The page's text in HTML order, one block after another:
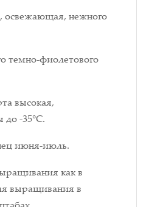
освежающая, нежного
темно-фиолетового
высокая,
-35°С.
июня-июль.
как в
выращивания в